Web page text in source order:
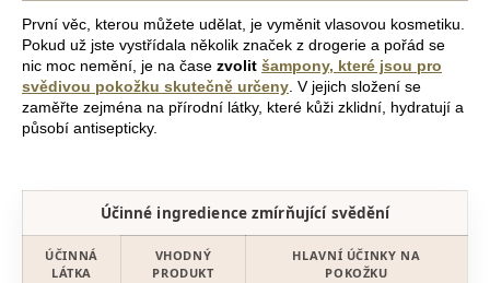
První věc, kterou můžete udělat, je vyměnit vlasovou kosmetiku.
Pokud už jste vystřídala několik značek z drogerie a pořád se
nic moc nemění, je na čase zvolit šampony, které jsou pro
svědivou pokožku skutečně určeny. V jejich složení se
zaměřte zejména na přírodní látky, které kůži zklidní, hydratují a
působí antisepticky.
Účinné ingredience zmírňující svědění
ÚČINNÁ
LÁTKA
VHODNÝ
PRODUKT
HLAVNÍ ÚČINKY NA
POKOŽKU